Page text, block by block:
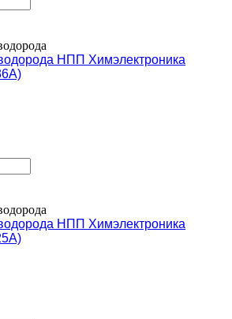
НПП Химэлектроника
НПП Химэлектроника